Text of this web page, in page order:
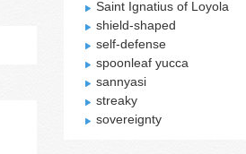
Saint Ignatius of Loyola
shield-shaped
self-defense
spoonleaf yucca
sannyasi
streaky
sovereignty